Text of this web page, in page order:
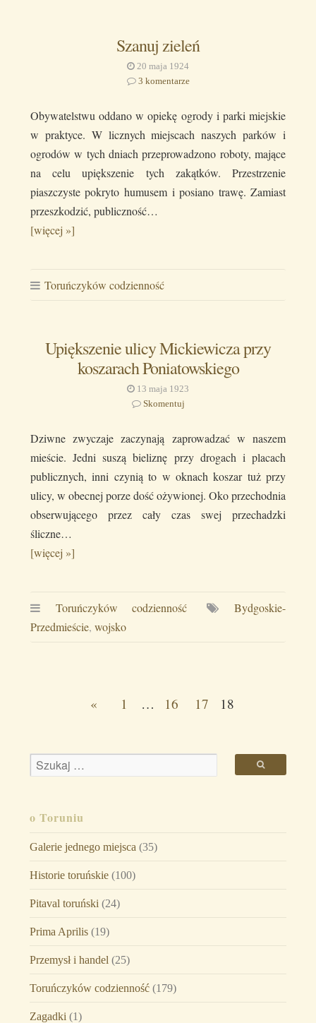
Szanuj zieleń
20 maja 1924
3 komentarze
Obywatelstwu oddano w opiekę ogrody i parki miejskie
w praktyce. W licznych miejscach naszych parków i
ogrodów w tych dniach przeprowadzono roboty, mające
na celu upiększenie tych zakątków. Przestrzenie
piaszczyste pokryto humusem i posiano trawę. Zamiast
przeszkodzić, publiczność…
[więcej »]
Toruńczyków codzienność
Upiększenie ulicy Mickiewicza przy
koszarach Poniatowskiego
13 maja 1923
Skomentuj
Dziwne zwyczaje zaczynają zaprowadzać w naszem
mieście. Jedni suszą bieliznę przy drogach i placach
publicznych, inni czynią to w oknach koszar tuż przy
ulicy, w obecnej porze dość ożywionej. Oko przechodnia
obserwującego przez cały czas swej przechadzki
śliczne…
[więcej »]
Toruńczyków codzienność
Bydgoskie-
Przedmieście, wojsko
« 1 … 16 17 18
o Toruniu
Galerie jednego miejsca (35)
Historie toruńskie(100)
Pitaval toruński (24)
Prima Aprilis(19)
Przemysł i handel (25)
Toruńczyków codzienność(179)
Zagadki (1)